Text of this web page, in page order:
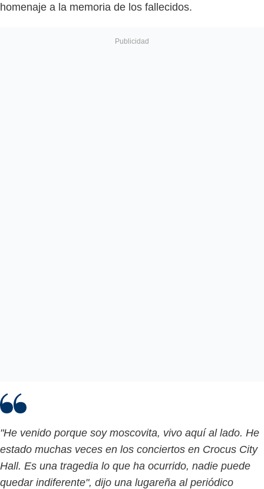
homenaje a la memoria de los fallecidos.
"He venido porque soy moscovita, vivo aquí al lado. He
estado muchas veces en los conciertos en Crocus City
Hall. Es una tragedia lo que ha ocurrido, nadie puede
quedar indiferente", dijo una lugareña al periódico